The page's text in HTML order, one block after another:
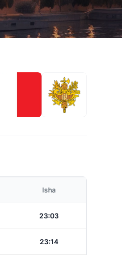
Isha
23:03
23:14